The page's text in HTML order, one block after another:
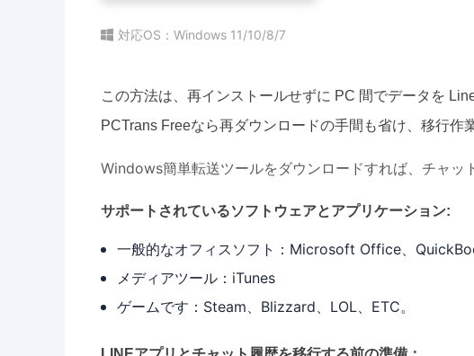
対応OS：Windows 11/10/8/7
この方法は、再インストールせずに PC 間でデータを
PCTrans Freeなら再ダウンロードの手間も省け、移行作
Windows簡単転送ツールをダウンロードすれば、チャッ
サポートされているソフトウェアとアプリケーション:
一般的なオフィスソフト：Microsoft Office、
メディアツール：iTunes
ゲームです：Steam、Blizzard、LOL、ETC。